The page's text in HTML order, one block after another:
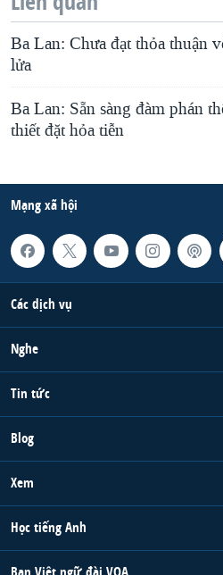
Ba Lan: Chưa đạt thỏa thuận
lửa
Ba Lan: Sẵn sàng đàm phán
thiết đặt hỏa tiễn
Mạng xã hội
Các dịch vụ
Nghe
Tin tức
Blog
Xem
Học tiếng Anh